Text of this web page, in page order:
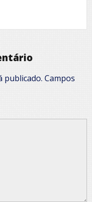
publicado. Campos